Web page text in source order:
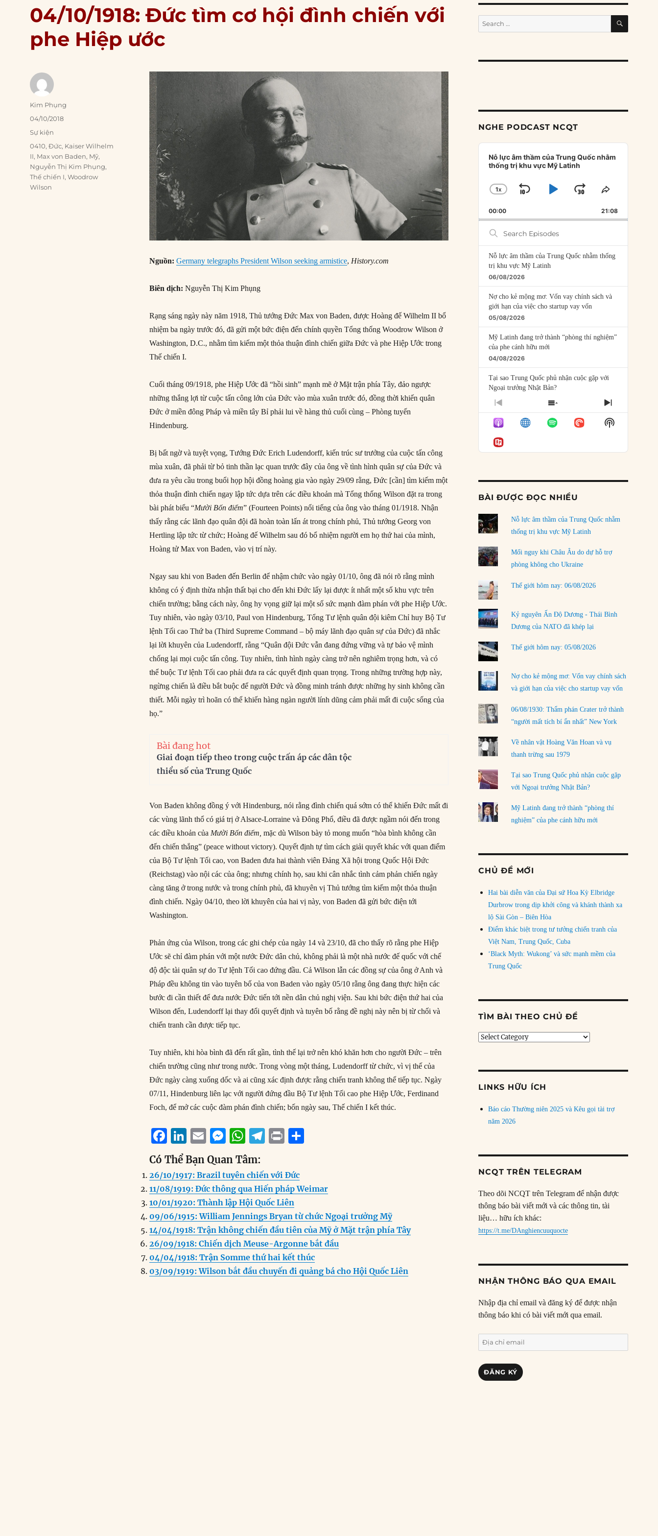
04/10/1918: Đức tìm cơ hội đình chiến với
phe Hiệp ước
Nguồn:Germany telegraphs President Wilson seeking armistice, History.com
Biên dịch: Nguyễn Thị Kim Phụng
Rạng sáng ngày này năm 1918, Thủ tướng Đức Max von Baden, được Hoàng đế Wilhelm II bổ
nhiệm ba ngày trước đó, đã gửi một bức điện đến chính quyền Tổng thống Woodrow Wilson ở
Washington, D.C., nhằm tìm kiếm một thỏa thuận đình chiến giữa Đức và phe Hiệp Ước trong
Thế chiến I.
Cuối tháng 09/1918, phe Hiệp Ước đã “hồi sinh” mạnh mẽ ở Mặt trận phía Tây, đảo ngược
những thắng lợi từ cuộc tấn công lớn của Đức vào mùa xuân trước đó, đồng thời khiến quân
Đức ở miền đông Pháp và miền tây Bỉ phải lui về hàng thủ cuối cùng – Phòng tuyến
Hindenburg.
Bị bất ngờ và tuyệt vọng, Tướng Đức Erich Ludendorff, kiến trúc sư trưởng của cuộc tấn công
mùa xuân, đã phải từ bỏ tinh thần lạc quan trước đây của ông về tình hình quân sự của Đức và
đưa ra yêu cầu trong buổi họp hội đồng hoàng gia vào ngày 29/09 rằng, Đức [cần] tìm kiếm một
thỏa thuận đình chiến ngay lập tức dựa trên các điều khoản mà Tổng thống Wilson đặt ra trong
bài phát biểu “Mười Bốn điểm” (Fourteen Points) nổi tiếng của ông vào tháng 01/1918. Nhận
thấy rằng các lãnh đạo quân đội đã hoàn toàn lấn át trong chính phủ, Thủ tướng Georg von
Hertling lập tức từ chức; Hoàng đế Wilhelm sau đó bổ nhiệm người em họ thứ hai của mình,
Hoàng tử Max von Baden, vào vị trí này.
Ngay sau khi von Baden đến Berlin để nhậm chức vào ngày 01/10, ông đã nói rõ rằng mình
không có ý định thừa nhận thất bại cho đến khi Đức lấy lại được ít nhất một số khu vực trên
chiến trường; bằng cách này, ông hy vọng giữ lại một số sức mạnh đàm phán với phe Hiệp Ước.
Tuy nhiên, vào ngày 03/10, Paul von Hindenburg, Tổng Tư lệnh quân đội kiêm Chỉ huy Bộ Tư
lệnh Tối cao Thứ ba (Third Supreme Command – bộ máy lãnh đạo quân sự của Đức) đã nhắc
lại lời khuyên của Ludendorff, rằng “Quân đội Đức vẫn đang đứng vững và tự bảo vệ mình
chống lại mọi cuộc tấn công. Tuy nhiên, tình hình ngày càng trở nên nghiêm trọng hơn, và có
thể buộc Tư lệnh Tối cao phải đưa ra các quyết định quan trọng. Trong những trường hợp này,
ngừng chiến là điều bắt buộc để người Đức và đồng minh tránh được những hy sinh không cần
thiết. Mỗi ngày trì hoãn có thể khiến hàng ngàn người lính dũng cảm phải mất đi cuộc sống của
họ.”
Bài đang hot
Giai đoạn tiếp theo trong cuộc trấn áp các dân tộc
thiểu số của Trung Quốc
Von Baden không đồng ý với Hindenburg, nói rằng đình chiến quá sớm có thể khiến Đức mất đi
các vùng lãnh thổ có giá trị ở Alsace-Lorraine và Đông Phổ, điều đã được ngầm nói đến trong
các điều khoản của Mười Bốn điểm, mặc dù Wilson bày tỏ mong muốn “hòa bình không cần
đến chiến thắng” (peace without victory). Quyết định tự tìm cách giải quyết khác với quan điểm
của Bộ Tư lệnh Tối cao, von Baden đưa hai thành viên Đảng Xã hội trong Quốc Hội Đức
(Reichstag) vào nội các của ông; nhưng chính họ, sau khi cân nhắc tình cảm phản chiến ngày
càng tăng ở trong nước và trong chính phủ, đã khuyên vị Thủ tướng tìm kiếm một thỏa thuận
đình chiến. Ngày 04/10, theo lời khuyên của hai vị này, von Baden đã gửi bức điện tới
Washington.
Phản ứng của Wilson, trong các ghi chép của ngày 14 và 23/10, đã cho thấy rõ rằng phe Hiệp
Ước sẽ chỉ đàm phán với một nước Đức dân chủ, không phải là một nhà nước đế quốc với chế
độ độc tài quân sự do Tư lệnh Tối cao đứng đầu. Cả Wilson lẫn các đồng sự của ông ở Anh và
Pháp đều không tin vào tuyên bố của von Baden vào ngày 05/10 rằng ông đang thực hiện các
bước đi cần thiết để đưa nước Đức tiến tới nền dân chủ nghị viện. Sau khi bức điện thứ hai của
Wilson đến, Ludendorff lại thay đổi quyết định và tuyên bố rằng đề nghị này nên bị từ chối và
chiến tranh cần được tiếp tục.
Tuy nhiên, khi hòa bình đã đến rất gần, tình thế lại trở nên khó khăn hơn cho người Đức – trên
chiến trường cũng như trong nước. Trong vòng một tháng, Ludendorff từ chức, vì vị thế của
Đức ngày càng xuống dốc và ai cũng xác định được rằng chiến tranh không thể tiếp tục. Ngày
07/11, Hindenburg liên lạc với người đứng đầu Bộ Tư lệnh Tối cao phe Hiệp Ước, Ferdinand
Foch, để mở các cuộc đàm phán đình chiến; bốn ngày sau, Thế chiến I kết thúc.
F
a
c
e
b
o
o
k
Li
n
k
e
d
I
n
E
m
ai
l
M
ss
e
n
g
er
W
h
at
s
A
p
p
T
g
r
a
m
P
n
t
re
Có Thể Bạn Quan Tâm:
26/10/1917: Brazil tuyên chiến với Đức
11/08/1919: Đức thông qua Hiến pháp Weimar
10/01/1920: Thành lập Hội Quốc Liên
09/06/1915: William Jennings Bryan từ chức Ngoại trưởng Mỹ
14/04/1918: Trận không chiến đầu tiên của Mỹ ở Mặt trận phía Tây
26/09/1918: Chiến dịch Meuse-Argonne bắt đầu
04/04/1918: Trận Somme thứ hai kết thúc
03/09/1919: Wilson bắt đầu chuyến đi quảng bá cho Hội Quốc Liên
Author
Kim Phụng
Posted
04/10/2018
Categories
Sự kiện
Tags
0410,Đức, Kaiser Wilhelm
II, Max von Baden, Mỹ,
Nguyễn Thị Kim Phụng,
Thế chiến I,Woodrow
Wilson
Search
for:
SEARCH
NGHE PODCAST NCQT
Audio
Player
Nỗ lực âm thầm của Trung Quốc nhằm
thống trị khu vực Mỹ Latinh
CHANGE
RATE
1X
SKIP
BACKWARD
PLAYJUMP
FORWARD
SHARE
EPISODE
00:00 21:08
Search
Episodes
Nỗ lực âm thầm của Trung Quốc nhằm thống
trị khu vực Mỹ Latinh
06/08/2026
Nợ cho kẻ mộng mơ: Vốn vay chính sách và
giới hạn của việc cho startup vay vốn
05/08/2026
Mỹ Latinh đang trở thành “phòng thí nghiệm”
của phe cánh hữu mới
04/08/2026
Tại sao Trung Quốc phủ nhận cuộc gặp với
Ngoại trưởng Nhật Bản?
04/08/2026
Điểm mù chiến lược của Trump tại Thái Bình
Dương
03/08/2026
rủi ro
01/08/2026
31/07/2026
phải chịu đựng?
30/07/2026
Tập tìm cách chôn vùi bê bối chấn động vòng
tròn thân cận của mình
PREVIOUS
EPISODE
SHOW
EPISODES
LIST
NEXT
EPISODE
Show
Podcast
BÀI ĐƯỢC ĐỌC NHIỀU
Nỗ lực âm thầm của Trung Quốc nhằm
thống trị khu vực Mỹ Latinh
Mối nguy khi Châu Âu do dự hỗ trợ
phòng không cho Ukraine
Thế giới hôm nay: 06/08/2026
Kỷ nguyên Ấn Độ Dương - Thái Bình
Dương của NATO đã khép lại
Thế giới hôm nay: 05/08/2026
Nợ cho kẻ mộng mơ: Vốn vay chính sách
và giới hạn của việc cho startup vay vốn
06/08/1930: Thẩm phán Crater trở thành
“người mất tích bí ẩn nhất” New York
Về nhân vật Hoàng Văn Hoan và vụ
thanh trừng sau 1979
Tại sao Trung Quốc phủ nhận cuộc gặp
với Ngoại trưởng Nhật Bản?
Mỹ Latinh đang trở thành “phòng thí
nghiệm” của phe cánh hữu mới
CHỦ ĐỀ MỚI
Hai bài diễn văn của Đại sứ Hoa Kỳ Elbridge
Durbrow trong dịp khởi công và khánh thành xa
lộ Sài Gòn – Biên Hòa
Điểm khác biệt trong tư tưởng chiến tranh của
Việt Nam, Trung Quốc, Cuba
‘Black Myth: Wukong’ và sức mạnh mềm của
Trung Quốc
TÌM BÀI THEO CHỦ ĐỀ
Tìm
LINKS HỮU ÍCH
Báo cáo Thường niên 2025 và Kêu gọi tài trợ
năm 2026
NCQT TRÊN TELEGRAM
Theo dõi NCQT trên Telegram để nhận được
thông báo bài viết mới và các thông tin, tài
liệu… hữu ích khác:
https://t.me/DAnghiencuuquocte
NHẬN THÔNG BÁO QUA EMAIL
Nhập địa chỉ email và đăng ký để được nhận
thông báo khi có bài viết mới qua email.
Địa
chỉ
email
ĐĂNG KÝ